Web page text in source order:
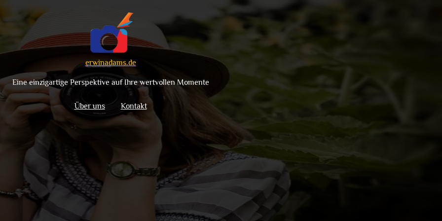
erwinadams.de
Eine einzigartige Perspektive auf Ihre wertvollen Momente
Über uns Kontakt